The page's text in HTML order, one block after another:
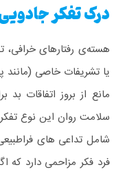
درک تفکر
هسته‌ی رفتارهای
یا تشریفات خاصی (مانند
مانع از بروز اتفاقات
شامل تداعی‌ های
فرد فکر مزاحمی دارد که